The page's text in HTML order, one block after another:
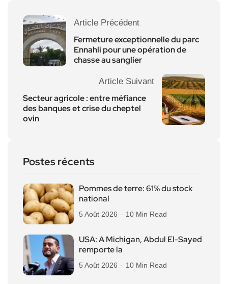
Article Précédent
Fermeture exceptionnelle du parc
Ennahli pour une opération de
chasse au sanglier
Article Suivant
Secteur agricole : entre méfiance
des banques et crise du cheptel
ovin
Postes récents
Pommes de terre: 61% du stock
national
5 Août 2026 10 Min Read
USA: A Michigan, Abdul El-Sayed
remporte la
5 Août 2026 10 Min Read